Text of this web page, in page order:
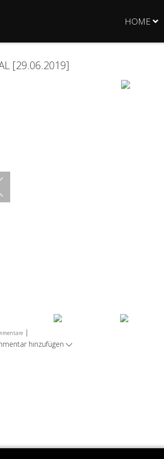
HOME
[29.06.2019]
|
hinzufügen